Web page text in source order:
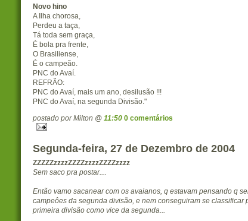
Novo hino
A Ilha chorosa,
Perdeu a taça,
Tá toda sem graça,
É bola pra frente,
O Brasiliense,
É o campeão.
PNC do Avaí.
REFRÃO:
PNC do Avaí, mais um ano, desilusão !!!
PNC do Avaí, na segunda Divisão."
postado por Milton @ 11:50 0 comentários
Segunda-feira, 27 de Dezembro de 2004
ZZZZZzzzzZZZZzzzzZZZZzzzz
Sem saco pra postar....
Então vamo sacanear com os avaianos, q estavam pensando q
campeôes da segunda divisão, e nem conseguiram se classificar
primeira divisão como vice da segunda...